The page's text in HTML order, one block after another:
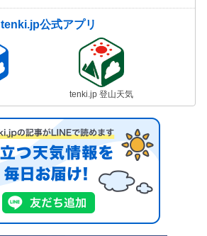
tenki.jp公式アプリ
tenki.jp 登山天気